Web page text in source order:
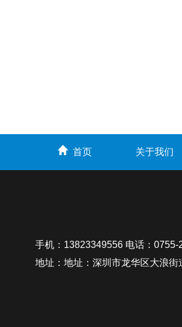
首页 关于我们
手机：13823349556 电话：0755-
地址：地址：深圳市龙华区大浪